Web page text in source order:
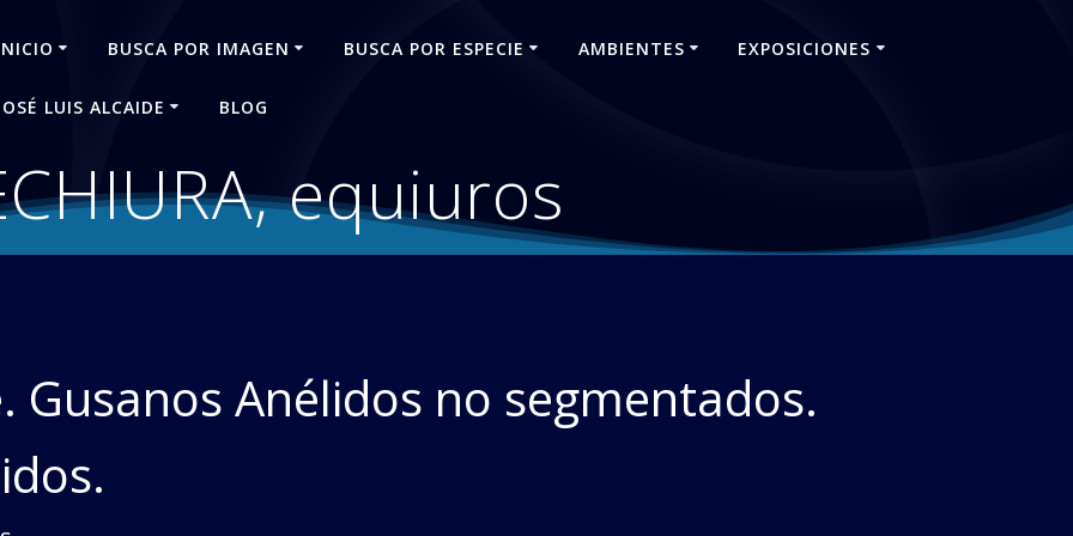
BUSCA POR IMAGEN BUSCA POR ESPECIE AMBIENTES EXPOSICIONES
LUIS ALCAIDE BLOG
equiuros
Gusanos Anélidos no segmentados.